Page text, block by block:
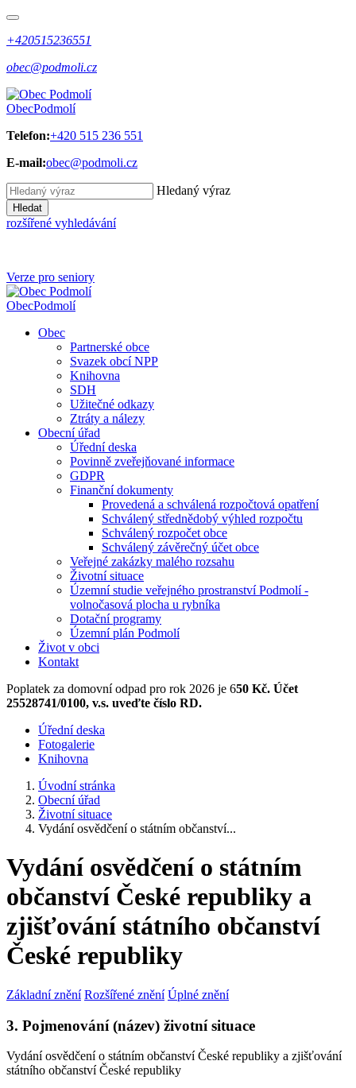
+420515236551
obec@podmoli.cz
ObecPodmolí
Telefon:+420 515 236 551
E-mail:obec@podmoli.cz
Hledaný výraz
Hledat
rozšířené vyhledávání
Verze pro seniory
ObecPodmolí
Obec
Partnerské obce
Svazek obcí NPP
Knihovna
SDH
Užitečné odkazy
Ztráty a nálezy
Obecní úřad
Úřední deska
Povinně zveřejňované informace
GDPR
Finanční dokumenty
Provedená a schválená rozpočtová opatření
Schválený střednědobý výhled rozpočtu
Schválený rozpočet obce
Schválený závěrečný účet obce
Veřejné zakázky malého rozsahu
Životní situace
Územní studie veřejného prostranství Podmolí -
volnočasová plocha u rybníka
Dotační programy
Územní plán Podmolí
Život v obci
Kontakt
Poplatek za domovní odpad pro rok 2026 je 650 Kč. Účet
25528741/0100, v.s. uveďte číslo RD.
Úřední deska
Fotogalerie
Knihovna
Úvodní stránka
Obecní úřad
Životní situace
Vydání osvědčení o státním občanství...
Vydání osvědčení o státním
občanství České republiky a
zjišťování státního občanství
České republiky
Základní znění Rozšířené znění Úplné znění
3. Pojmenování (název) životní situace
Vydání osvědčení o státním občanství České republiky a zjišťování
státního občanství České republiky